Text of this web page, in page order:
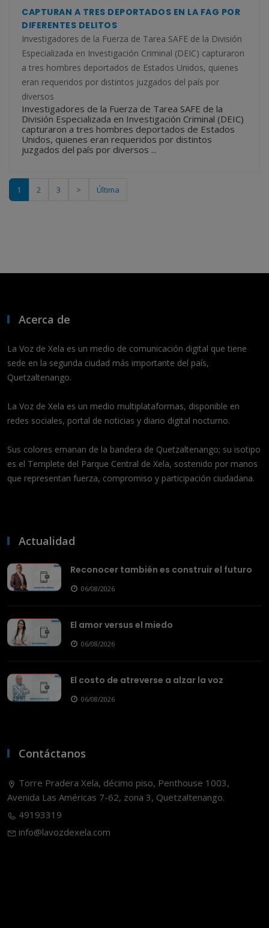
CAPTURAN A TRES DEPORTADOS EN LA FAG POR
DIFERENTES DELITOS
Investigadores de la Fuerza de Tarea SAFE de la División
Especializada en Investigación Criminal (DEIC) capturaron
a tres hombres deportados de Estados Unidos, quienes
eran requeridos por distintos juzgados del país por
diversos
Investigadores de la Fuerza de Tarea SAFE de la
División Especializada en Investigación Criminal (DEIC)
capturaron a tres hombres deportados de Estados
Unidos, quienes eran requeridos por distintos
juzgados del país por diversos ...
1 2 3 > Última
Acerca de
La Voz de Xela es un medio de comunicación digital que tiene
sede en la segunda ciudad más importante del país,
Quetzaltenango.
La Voz de Xela es un medio multiplataformas, disponible en
redes sociales, portal de noticias y diario digital nocturno.
Sus colores emanan de la bandera de Quetzaltenango; su isotipo
es el Templete del Parque Central de Xela, sostenido por manos
que representan fuerza, compromiso y participación ciudadana.
Actualidad
Reconocer también es construir el futuro
06/08/2026
El amor versus el miedo
06/08/2026
El costo de atreverse a alzar la voz
06/08/2026
Contáctanos
Torre Pradera Xela, décimo piso, Penthouse 1003,
Avenida Las Américas 7-62, zona 3, Quetzaltenango.
49193319
info@lavozdexela.com